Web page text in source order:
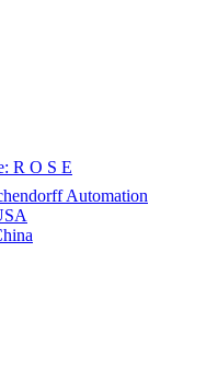
R O S E
Automation